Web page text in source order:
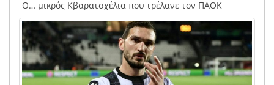
Ο… μικρός Κβαρατσχέλια που τρέλανε τον ΠΑΟΚ